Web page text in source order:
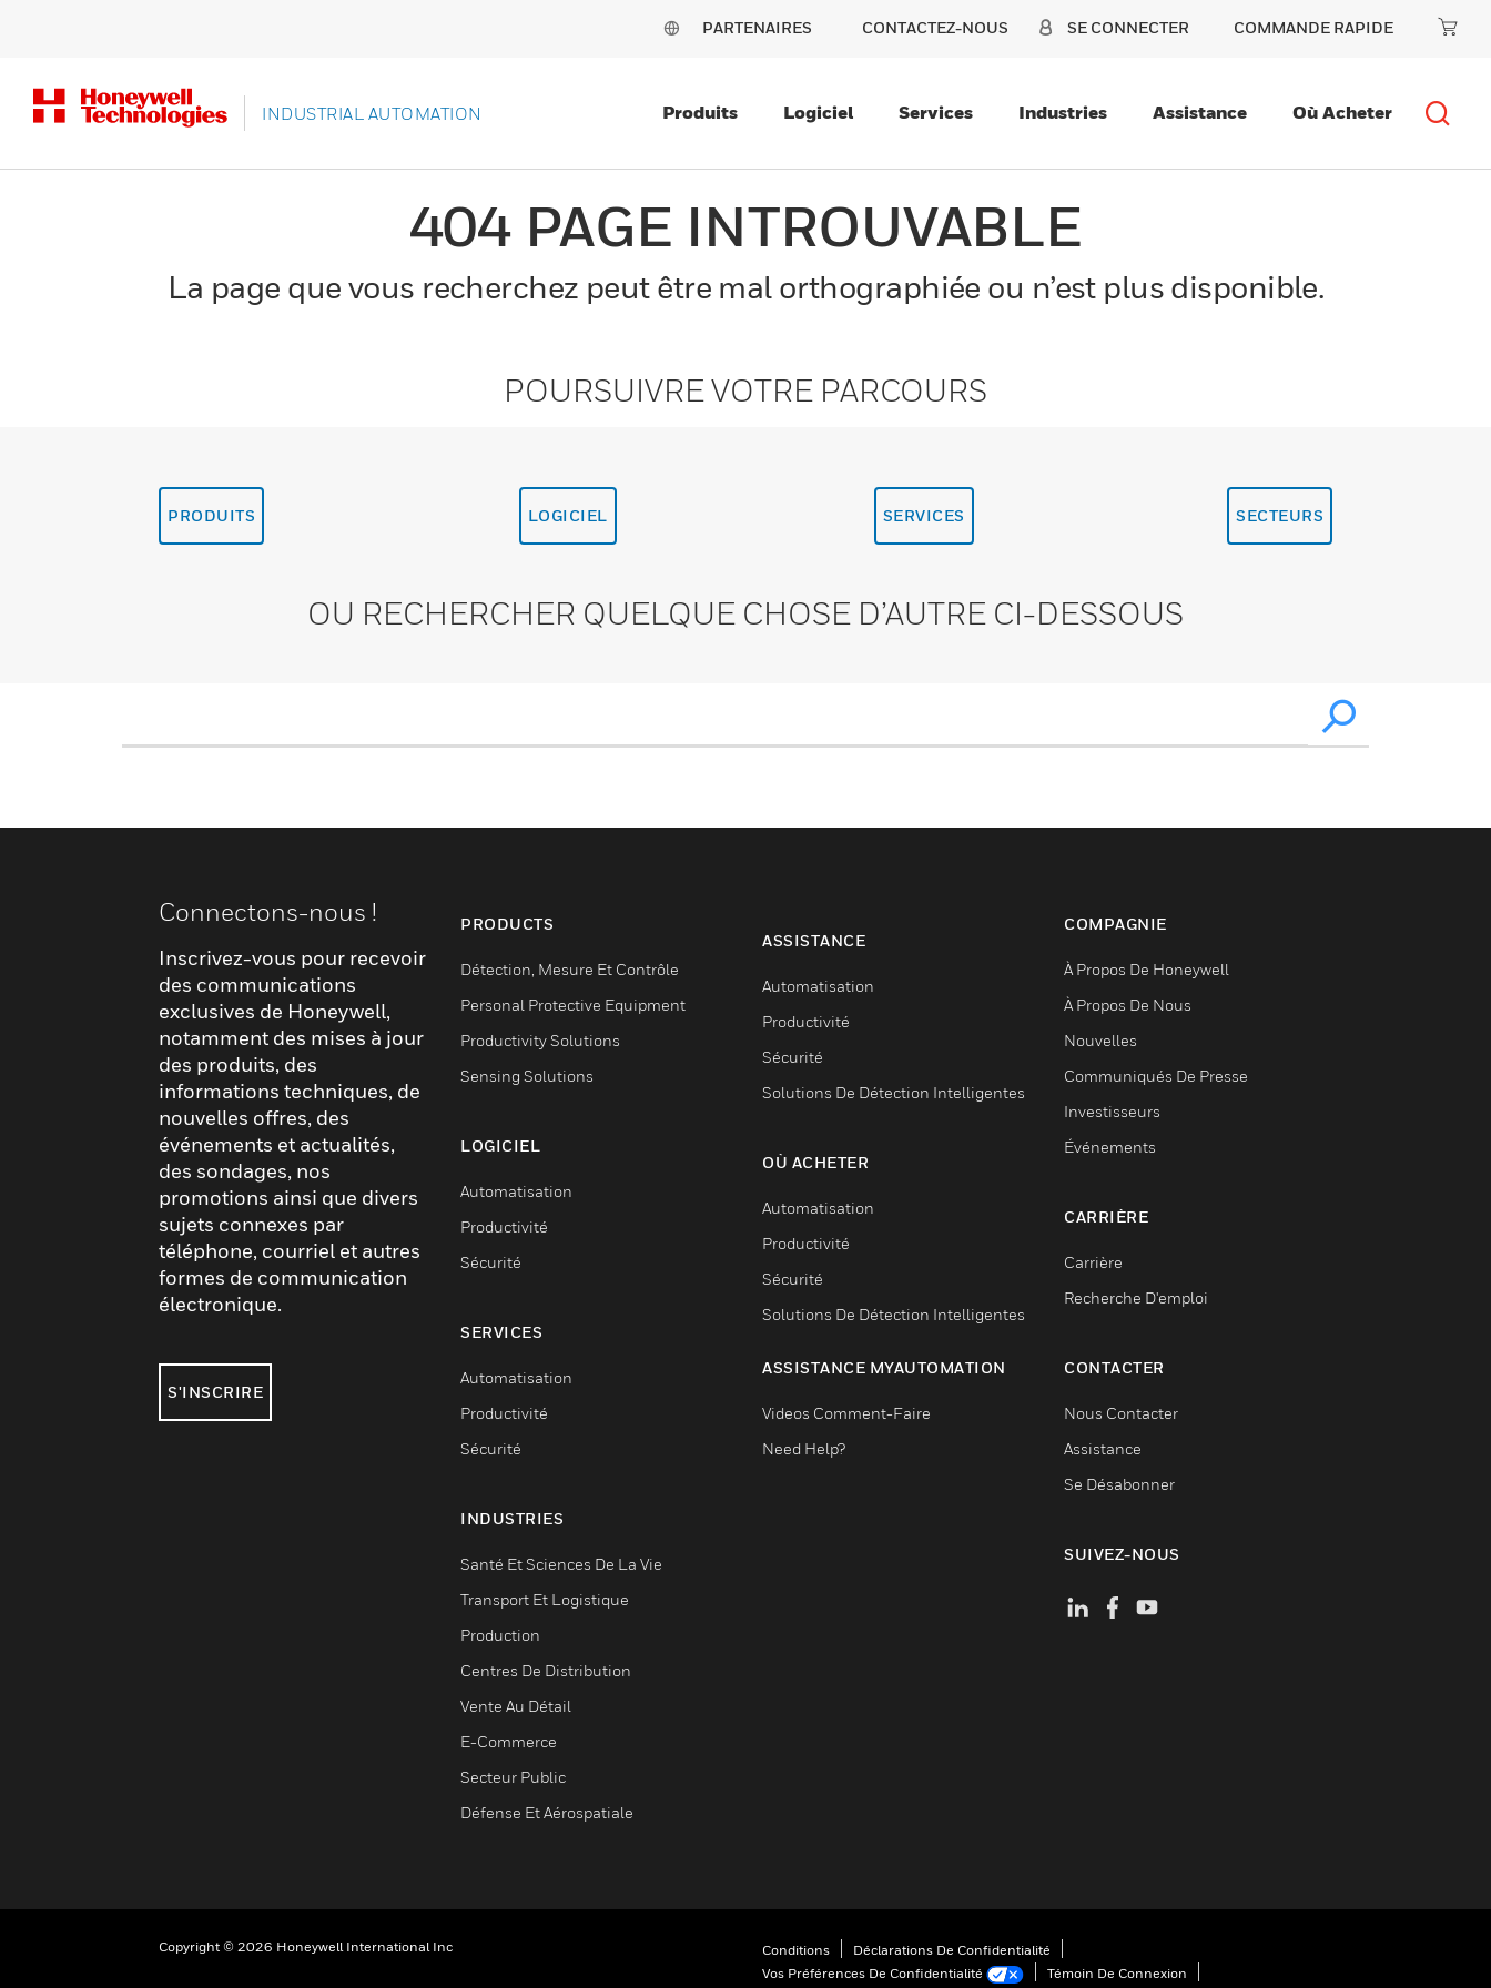
PARTENAIRES CONTACTEZ-NOUS SE CONNECTER COMMANDE RAPIDE
INDUSTRIAL AUTOMATION Produits Logiciel Services Industries Assistance Où Acheter
404 PAGE INTROUVABLE
La page que vous recherchez peut être mal orthographiée ou n’est plus disponible.
POURSUIVRE VOTRE PARCOURS
PRODUITS LOGICIEL SERVICES SECTEURS
OU RECHERCHER QUELQUE CHOSE D’AUTRE CI-DESSOUS
Connectons-nous !
Inscrivez-vous pour recevoir
des communications
exclusives de Honeywell,
notamment des mises à jour
des produits, des
informations techniques, de
nouvelles offres, des
événements et actualités,
des sondages, nos
promotions ainsi que divers
sujets connexes par
téléphone, courriel et autres
formes de communication
électronique.
S'INSCRIRE
PRODUCTS
Détection, Mesure Et Contrôle
Personal Protective Equipment
Productivity Solutions
Sensing Solutions
LOGICIEL
Automatisation
Productivité
Sécurité
SERVICES
Automatisation
Productivité
Sécurité
INDUSTRIES
Santé Et Sciences De La Vie
Transport Et Logistique
Production
Centres De Distribution
Vente Au Détail
E-Commerce
Secteur Public
Défense Et Aérospatiale
ASSISTANCE
Automatisation
Productivité
Sécurité
Solutions De Détection Intelligentes
OÙ ACHETER
Automatisation
Productivité
Sécurité
Solutions De Détection Intelligentes
ASSISTANCE MYAUTOMATION
Videos Comment-Faire
Need Help?
COMPAGNIE
À Propos De Honeywell
À Propos De Nous
Nouvelles
Communiqués De Presse
Investisseurs
Événements
CARRIÈRE
Carrière
Recherche D'emploi
CONTACTER
Nous Contacter
Assistance
Se Désabonner
SUIVEZ-NOUS
Copyright © 2026 Honeywell International Inc Conditions
Déclarations De Confidentialité
Vos Préférences De Confidentialité
Témoin De Connexion